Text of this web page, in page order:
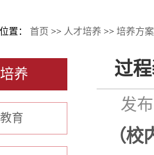
置： 首页 >> 人才培养 >> 培养方案
养
育
过
发
（校